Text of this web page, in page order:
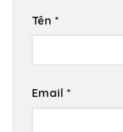
Tên *
Email *